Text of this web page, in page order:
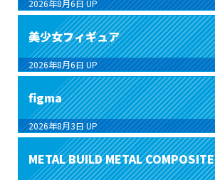
2026年8月6日 UP
美少女フィギュア
2026年8月6日 UP
figma
2026年8月3日 UP
METAL BUILD METAL COMPOSITE